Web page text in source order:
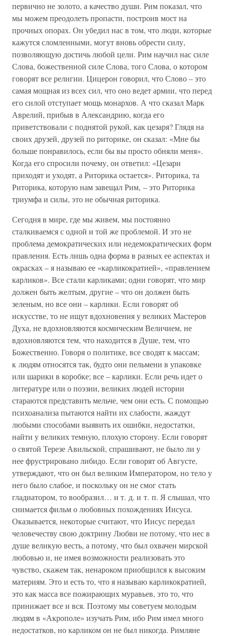
первично не золото, а качество души. Рим показал, что
мы можем преодолеть пропасти, построив мост на
прочных опорах. Он убедил нас в том, что люди, которые
кажутся сломленными, могут вновь обрести силу,
позволяющую достичь любой цели. Рим научил нас силе
Слова, божественной силе Слова, того Слова, о котором
говорят все религии. Цицерон говорил, что Слово – это
самая мощная из всех сил, что оно ведет армии, что перед
его силой отступает мощь монархов. А что сказал Марк
Аврелий, прибыв в Александрию, когда его
приветствовали с поднятой рукой, как цезаря? Глядя на
своих друзей, друзей по риторике, он сказал: «Мне бы
больше понравилось, если бы вы просто обняли меня».
Когда его спросили почему, он ответил: «Цезари
приходят и уходят, а Риторика остается». Риторика, та
Риторика, которую нам завещал Рим, – это Риторика
триумфа и силы, это не обычная риторика.
Сегодня в мире, где мы живем, мы постоянно
сталкиваемся с одной и той же проблемой. И это не
проблема демократических или недемократических форм
правления. Есть лишь одна форма в разных ее аспектах и
окрасках – я называю ее «карликократией», «правлением
карликов». Все стали карликами; одни говорят, что мир
должен быть желтым, другие – что он должен быть
зеленым, но все они – карлики. Если говорят об
искусстве, то не ищут вдохновения у великих Мастеров
Духа, не вдохновляются космическим Величием, не
вдохновляются тем, что находится в Душе, тем, что
Божественно. Говоря о политике, все сводят к массам;
к людям относятся так, будто они пельмени в упаковке
или шарики в коробке; все – карлики. Если речь идет о
литературе или о поэзии, великих людей истории
стараются представить мельче, чем они есть. С помощью
психоанализа пытаются найти их слабости, жаждут
любыми способами выявить их ошибки, недостатки,
найти у великих темную, плохую сторону. Если говорят
о святой Терезе Авильской, спрашивают, не было ли у
нее фрустрировано либидо. Если говорят об Августе,
утверждают, что он был великим Императором, но тело у
него было слабое, и поскольку он не смог стать
гладиатором, то вообразил… и т. д. и т. п. Я слышал, что
снимается фильм о любовных похождениях Иисуса.
Оказывается, некоторые считают, что Иисус передал
человечеству свою доктрину Любви не потому, что нес в
душе великую весть, а потому, что был охвачен мирской
любовью и, не имея возможности реализовать это
чувство, скажем так, ненароком приобщился к высоким
материям. Это и есть то, что я называю карликократией,
это как масса все пожирающих муравьев, это то, что
принижает все и вся. Поэтому мы советуем молодым
людям в «Акрополе» изучать Рим, ибо Рим имел много
недостатков, но карликом он не был никогда. Римляне